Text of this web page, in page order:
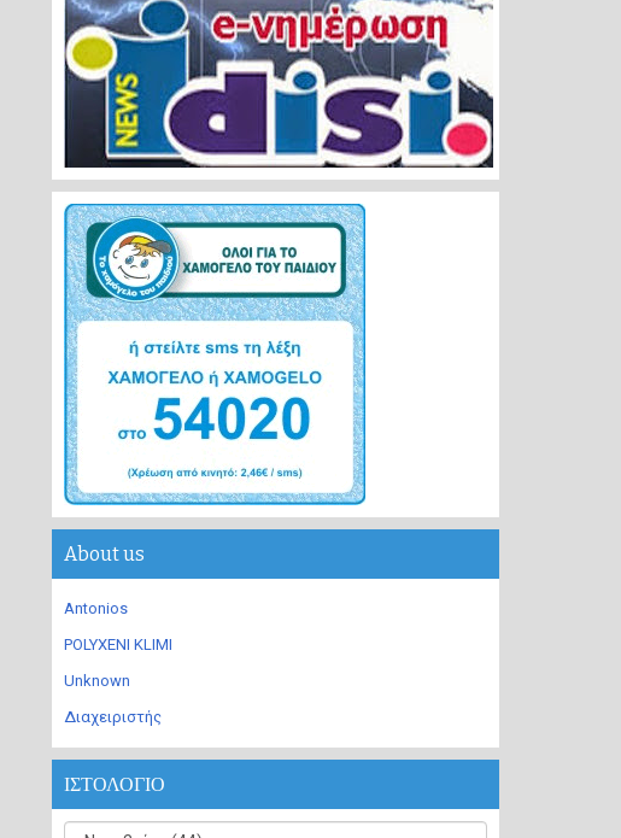
About us
Antonios
POLYXENI KLIMI
Unknown
Διαχειριστής
ΙΣΤΟΛΟΓΙΟ